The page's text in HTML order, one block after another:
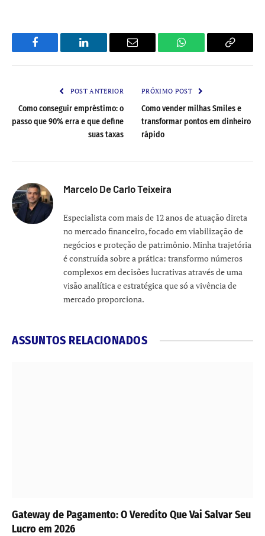
Facebook LinkedIn Email WhatsApp Copy
POST ANTERIOR
Como conseguir empréstimo: o
passo que 90% erra e que define
suas taxas
PRÓXIMO POST
Como vender milhas Smiles e
transformar pontos em dinheiro
rápido
Marcelo De Carlo Teixeira
Especialista com mais de 12 anos de atuação direta
no mercado financeiro, focado em viabilização de
negócios e proteção de patrimônio. Minha trajetória
é construída sobre a prática: transformo números
complexos em decisões lucrativas através de uma
visão analítica e estratégica que só a vivência de
mercado proporciona.
ASSUNTOS RELACIONADOS
Gateway de Pagamento: O Veredito Que Vai Salvar Seu
Lucro em 2026